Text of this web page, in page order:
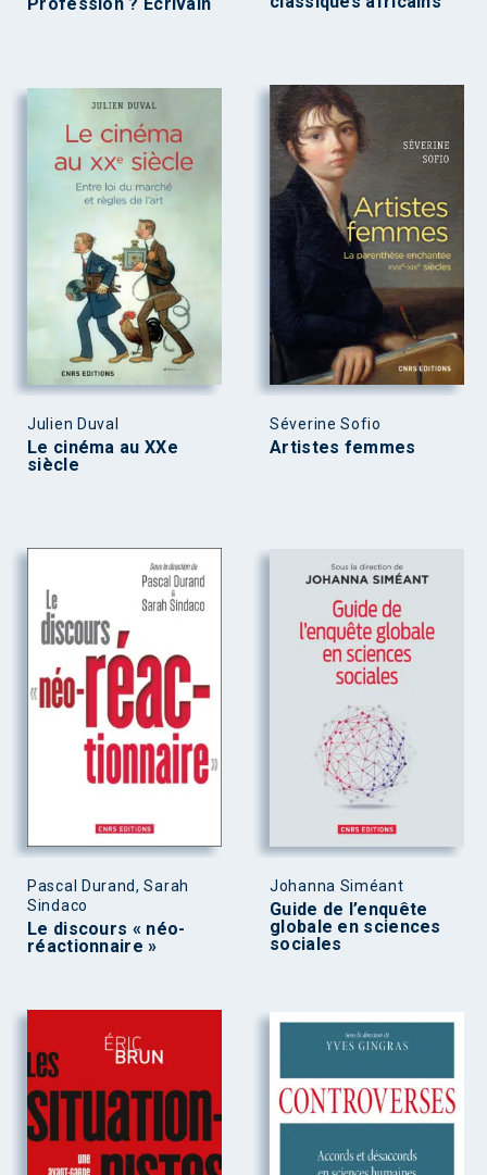
Profession ? Écrivain
Julien Duval
Le cinéma au XXe
siècle
Séverine Sofio
Artistes femmes
Pascal Durand, Sarah
Sindaco
Le discours « néo-
réactionnaire »
Johanna Siméant
Guide de l’enquête
globale en sciences
sociales